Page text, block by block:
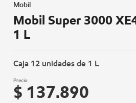
Mobil
Mobil Super 3000
1 L
Caja 12 unidades de 1 L
Precio
$ 137.890